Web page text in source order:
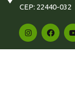
CEP: 22440-032